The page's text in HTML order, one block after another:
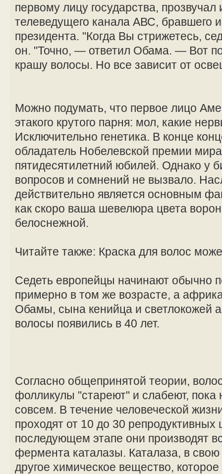
первому лицу государства,
телеведущего канала АВС, бравшего
президента. "Когда Вы стрижетесь,
он. "Точно, — ответил Обама. — Вот
крашу волосы. Но все зависит от
Можно подумать, что первое лицо
этакого крутого парня: мол, какие
Исключительно генетика. В конце
обладатель Нобелевской премии
пятидесятилетний юбилей. Однако у
вопросов и сомнений не вызвало.
действительно является основным
как скоро ваша шевелюра цвета
белоснежной.
Читайте также: Краска для волос
Седеть европейцы начинают обычно
примерно в том же возрасте, а
Обамы, сына кенийца и светлокожей
волосы появились в 40 лет.
Согласно общепринятой теории,
фолликулы "стареют" и слабеют, пока
совсем. В течение человеческой
проходят от 10 до 30
последующем этапе они производят
фермента каталазы. Каталаза, в
другое химическое вещество,